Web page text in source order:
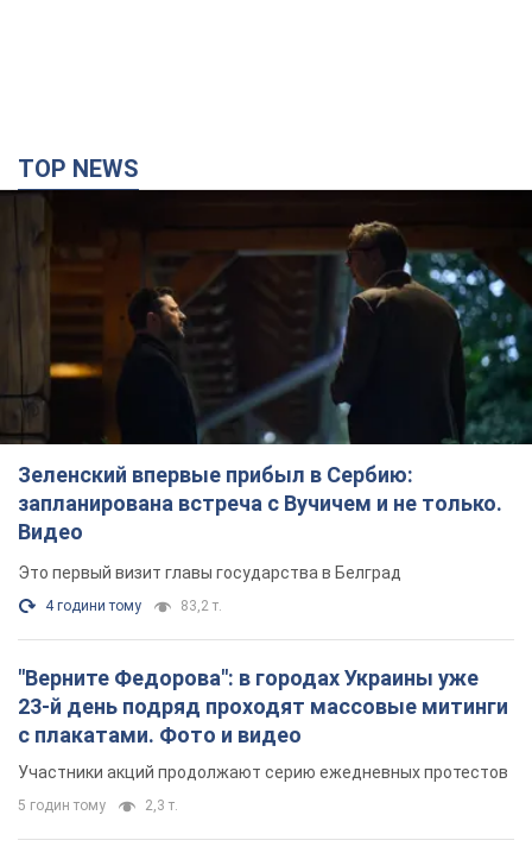
TOP NEWS
Зеленский впервые прибыл в Сербию:
запланирована встреча с Вучичем и не только.
Видео
Это первый визит главы государства в Белград
4 години тому 83,2 т.
"Верните Федорова": в городах Украины уже
23-й день подряд проходят массовые митинги
с плакатами. Фото и видео
Участники акций продолжают серию ежедневных протестов
5 годин тому 2,3 т.